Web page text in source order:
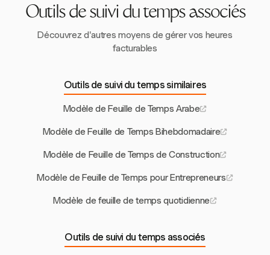
Outils de suivi du temps associés
Découvrez d'autres moyens de gérer vos heures
facturables
Outils de suivi du temps similaires
Modèle de Feuille de Temps Arabe
Modèle de Feuille de Temps Bihebdomadaire
Modèle de Feuille de Temps de Construction
Modèle de Feuille de Temps pour Entrepreneurs
Modèle de feuille de temps quotidienne
Outils de suivi du temps associés